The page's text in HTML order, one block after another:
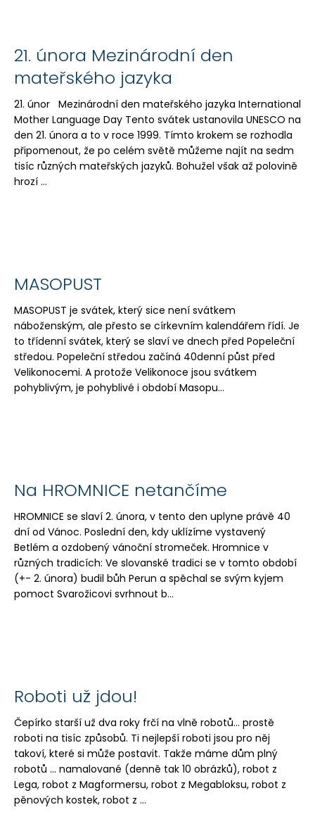
21. února Mezinárodní den
mateřského jazyka
21. únor Mezinárodní den mateřského jazyka International
Mother Language Day Tento svátek ustanovila UNESCO na
den 21. února a to v roce 1999. Tímto krokem se rozhodla
připomenout, že po celém světě můžeme najít na sedm
tisíc různých mateřských jazyků. Bohužel však až polovině
hrozí ...
MASOPUST
MASOPUST je svátek, který sice není svátkem
náboženským, ale přesto se církevním kalendářem řídí. Je
to třídenní svátek, který se slaví ve dnech před Popeleční
středou. Popeleční středou začíná 40denní půst před
Velikonocemi. A protože Velikonoce jsou svátkem
pohyblivým, je pohyblivé i období Masopu...
Na HROMNICE netančíme
HROMNICE se slaví 2. února, v tento den uplyne právě 40
dní od Vánoc. Poslední den, kdy uklízíme vystavený
Betlém a ozdobený vánoční stromeček. Hromnice v
různých tradicích: Ve slovanské tradici se v tomto období
(+- 2. února) budil bůh Perun a spěchal se svým kyjem
pomoct Svarožicovi svrhnout b...
Roboti už jdou!
Čepírko starší už dva roky frčí na vlně robotů... prostě
roboti na tisíc způsobů. Ti nejlepší roboti jsou pro něj
takoví, které si může postavit. Takže máme dům plný
robotů ... namalované (denně tak 10 obrázků), robot z
Lega, robot z Magformersu, robot z Megabloksu, robot z
pěnových kostek, robot z ...
e
m
e
ALBI
HŘEJIVÝ
TULEŇ
563
Kč